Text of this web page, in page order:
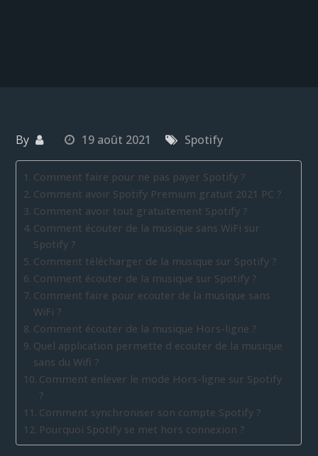
By 19 août 2021 Spotify
Comment faire pour ne pas payer Spotify ?
Comment avoir Spotify Premium gratuit 2021 PC ?
Comment avoir tout gratuitement Spotify ?
Comment écouter de la musique sans WiFi sur
Spotify ?
Comment télécharger de la musique sur Spotify ?
Comment écouter de la musique sur Spotify ?
Comment faire pour ecouter de la musique sans
WiFi ?
Comment écouter de la musique Hors-ligne ?
Quel application permette d ecouter de la musique
sans du Wifi ?
Comment enlever le mode Hors-ligne sur Spotify
?
Comment synchroniser son compte Spotify ?
Pourquoi Spotify se met hors connexion ?